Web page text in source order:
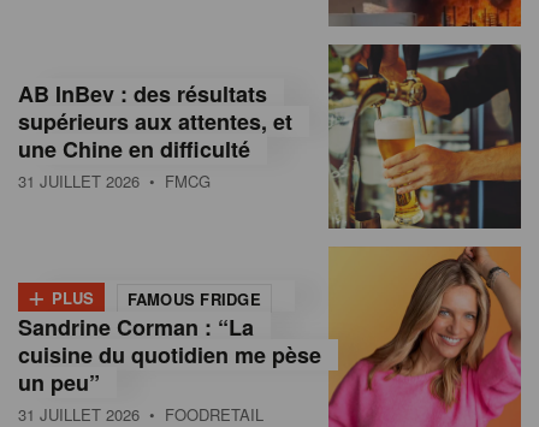
n
o
m
a
AB InBev : des résultats
supérieurs aux attentes, et
une Chine en difficulté
31 JUILLET 2026 • FMCG
+ PLUS FAMOUS FRIDGE
Sandrine Corman : “La
cuisine du quotidien me pèse
un peu”
31 JUILLET 2026 • FOODRETAIL